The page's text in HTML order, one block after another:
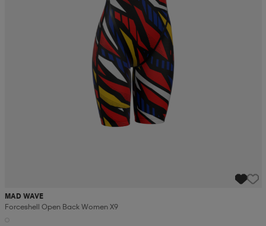
MAD WAVE
Forceshell Open Back Women X9